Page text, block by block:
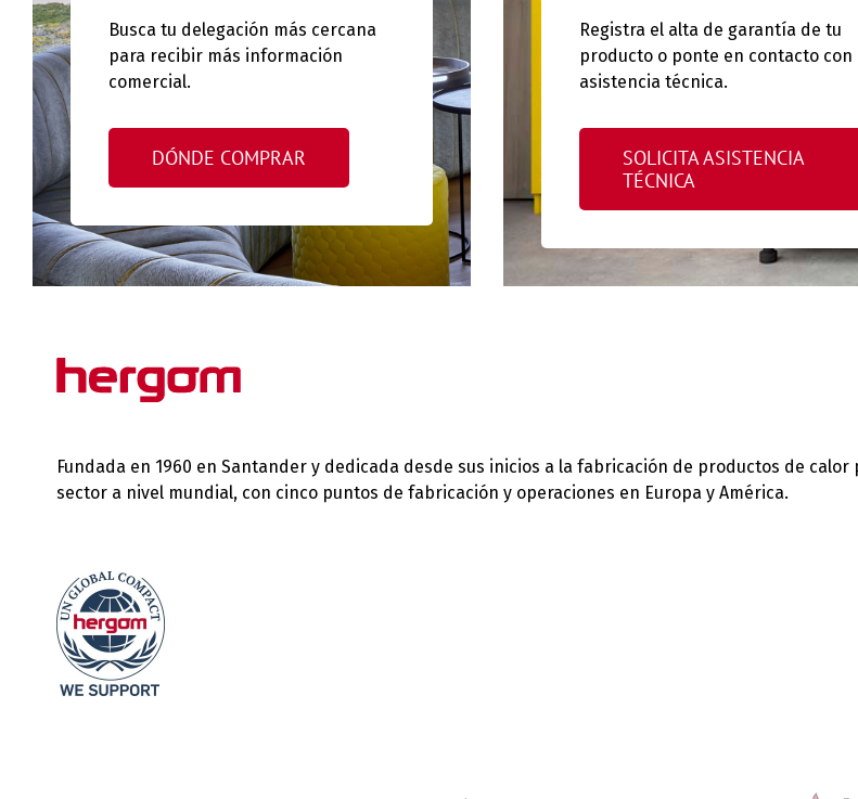
Busca tu delegación más cercana
para recibir más información
comercial.
DÓNDE COMPRAR
Registra el alta de garantía de tu
producto o ponte en contacto con
asistencia técnica.
SOLICITA ASISTENCIA
TÉCNICA
Fundada en 1960 en Santander y dedicada desde sus inicios a la fabricación de productos de
sector a nivel mundial, con cinco puntos de fabricación y operaciones en Europa y América.